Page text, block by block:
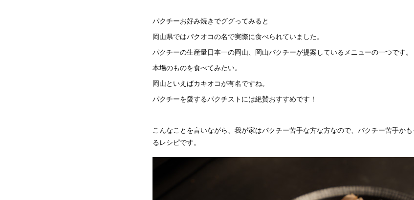
パクチーお好み焼きでググってみると
岡山県ではパクオコの名で実際に食べられていました。
パクチーの生産量日本一の岡山、岡山パクチーが提案しているメニューの一つです。
本場のものを食べてみたい。
岡山といえばカキオコが有名ですね。
パクチーを愛するパクチストには絶賛おすすめです！
こんなことを言いながら、我が家はパクチー苦手な方な方なので、パクチー苦手か
るレシピです。